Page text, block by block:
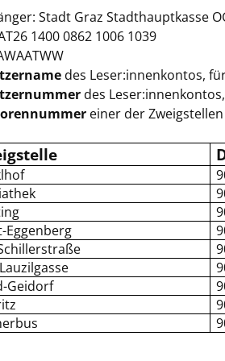
Stadt Graz Stadthauptkasse
1400 0862 1006 1039
des Leser:innenkontos,
des
einer der
Eggenberg
Geidorf